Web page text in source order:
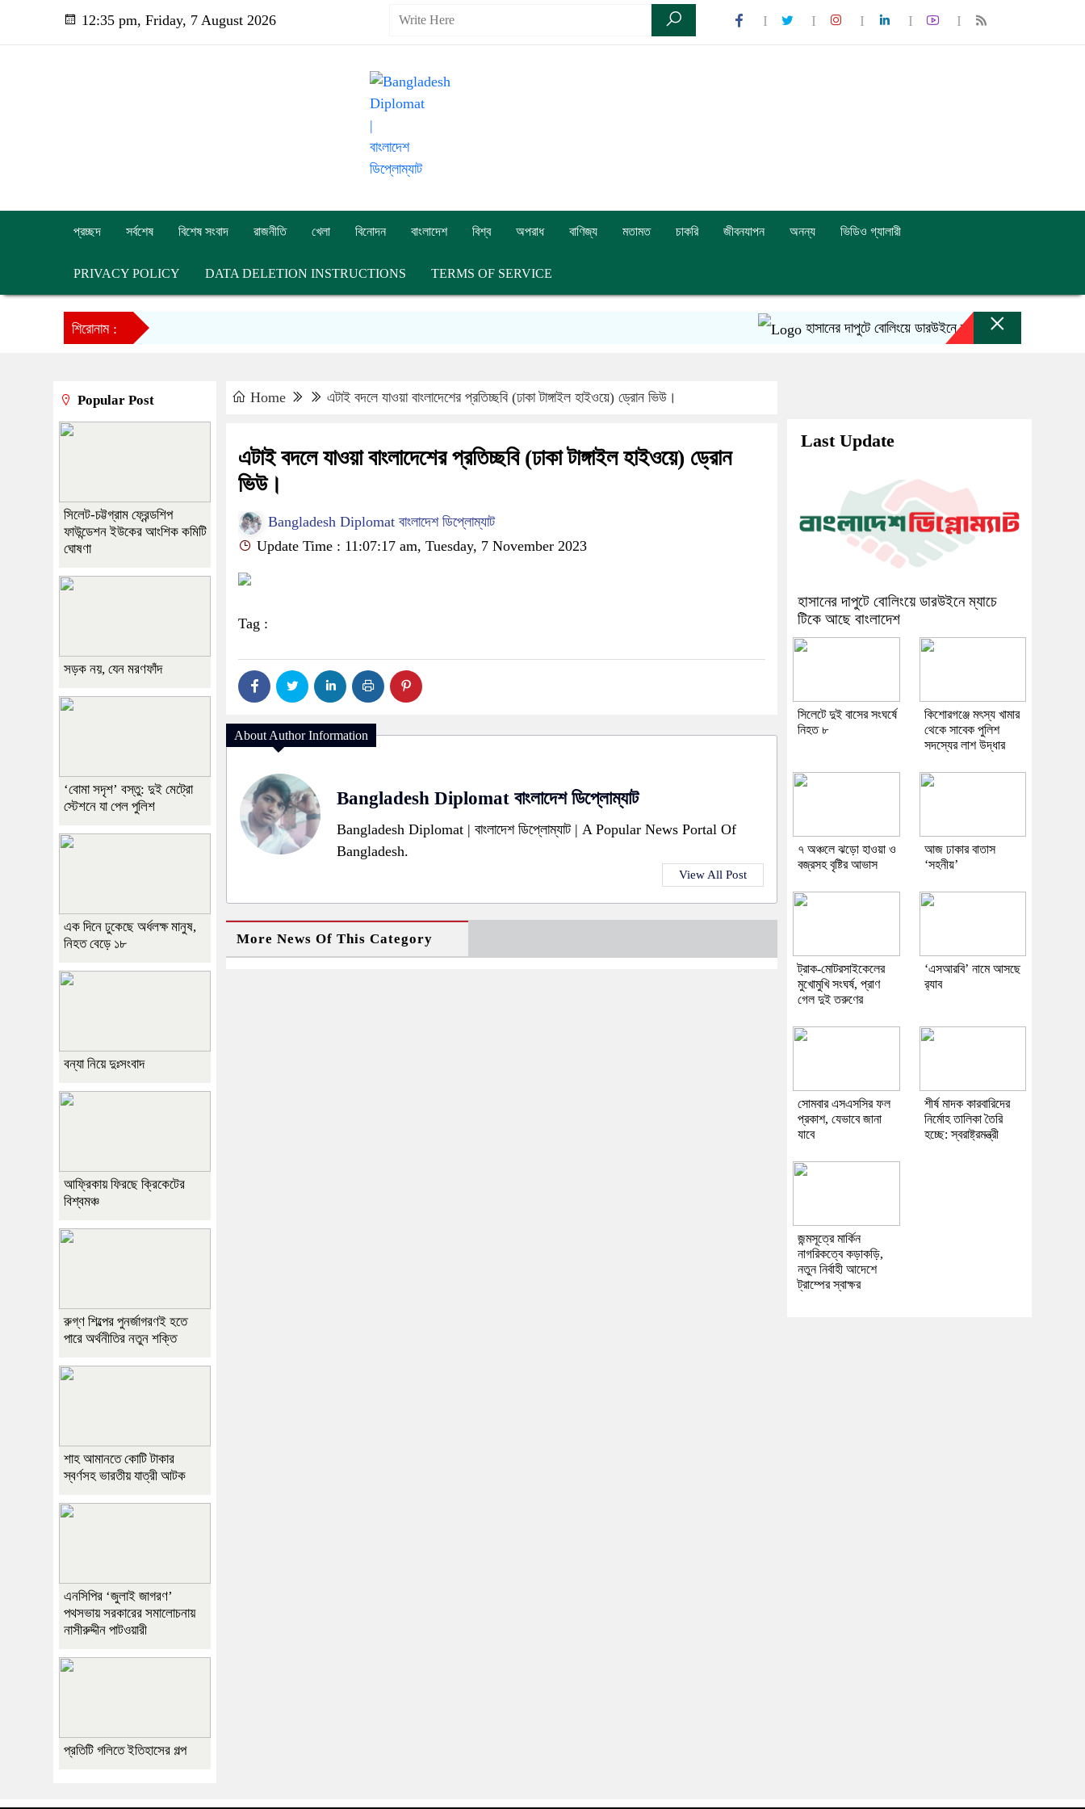
12:35 pm, Friday, 7 August 2026
প্রচ্ছদ সর্বশেষ বিশেষ সংবাদ রাজনীতি খেলা বিনোদন বাংলাদেশ বিশ্ব অপরাধ বাণিজ্য মতামত চাকরি জীবনযাপন অনন্য ভিডিও গ্যালারী
PRIVACY POLICY DATA DELETION INSTRUCTIONS TERMS OF SERVICE
শিরোনাম : হাসানের দাপুটে বোলিংয়ে ডারউইনে ম্যাচে টিকে আছে বাংলাদেশ
×
Home এটাই বদলে যাওয়া বাংলাদেশের প্রতিচ্ছবি (ঢাকা টাঙ্গাইল হাইওয়ে) ড্রোন ভিউ।
এটাই বদলে যাওয়া বাংলাদেশের প্রতিচ্ছবি (ঢাকা টাঙ্গাইল হাইওয়ে) ড্রোন
ভিউ।
Bangladesh Diplomat বাংলাদেশ ডিপ্লোম্যাট
Update Time : 11:07:17 am, Tuesday, 7 November 2023
Tag :
About Author Information
Bangladesh Diplomat বাংলাদেশ ডিপ্লোম্যাট
Bangladesh Diplomat | বাংলাদেশ ডিপ্লোম্যাট | A Popular News Portal Of
Bangladesh.
View All Post
More News Of This Category
Popular Post
সিলেট-চট্টগ্রাম ফ্রেন্ডশিপ
ফাউন্ডেশন ইউকের আংশিক কমিটি
ঘোষণা
সড়ক নয়, যেন মরণফাঁদ
‘বোমা সদৃশ’ বস্তু: দুই মেট্রো
স্টেশনে যা পেল পুলিশ
এক দিনে ঢুকেছে অর্ধলক্ষ মানুষ,
নিহত বেড়ে ১৮
বন্যা নিয়ে দুঃসংবাদ
আফ্রিকায় ফিরছে ক্রিকেটের
বিশ্বমঞ্চ
রুগ্ণ শিল্পের পুনর্জাগরণই হতে
পারে অর্থনীতির নতুন শক্তি
শাহ আমানতে কোটি টাকার
স্বর্ণসহ ভারতীয় যাত্রী আটক
এনসিপির ‘জুলাই জাগরণ’
পথসভায় সরকারের সমালোচনায়
নাসীরুদ্দীন পাটওয়ারী
প্রতিটি গলিতে ইতিহাসের গল্প
Last Update
হাসানের দাপুটে বোলিংয়ে ডারউইনে ম্যাচে
টিকে আছে বাংলাদেশ
সিলেটে দুই বাসের সংঘর্ষে
নিহত ৮
কিশোরগঞ্জে মৎস্য খামার
থেকে সাবেক পুলিশ
সদস্যের লাশ উদ্ধার
৭ অঞ্চলে ঝড়ো হাওয়া ও
বজ্রসহ বৃষ্টির আভাস
আজ ঢাকার বাতাস
‘সহনীয়’
ট্রাক-মোটরসাইকেলের
মুখোমুখি সংঘর্ষ, প্রাণ
গেল দুই তরুণের
‘এসআরবি’ নামে আসছে
র‌্যাব
সোমবার এসএসসির ফল
প্রকাশ, যেভাবে জানা
যাবে
শীর্ষ মাদক কারবারিদের
নির্মোহ তালিকা তৈরি
হচ্ছে: স্বরাষ্ট্রমন্ত্রী
জন্মসূত্রে মার্কিন
নাগরিকত্বে কড়াকড়ি,
নতুন নির্বাহী আদেশে
ট্রাম্পের স্বাক্ষর